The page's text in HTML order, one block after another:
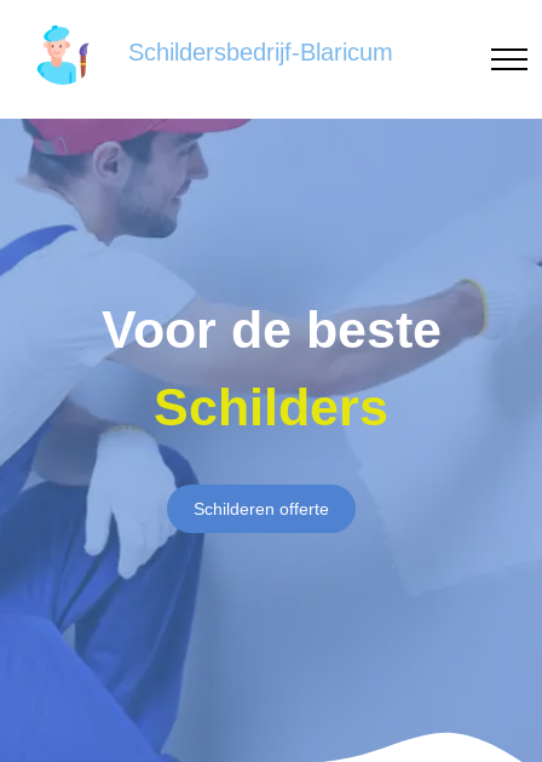
Schildersbedrijf-Blaricum
Voor de beste
Schilders
Schilderen offerte